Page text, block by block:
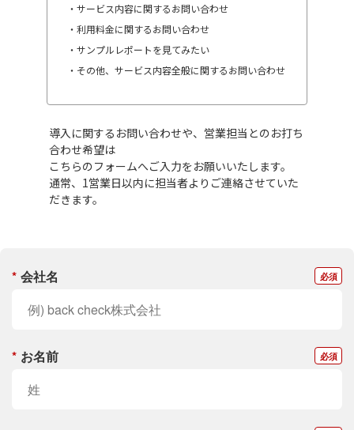
・サービス内容に関するお問い合わせ
・利用料金に関するお問い合わせ
・サンプルレポートを見てみたい
・その他、サービス内容全般に関するお問い合わせ
導入に関するお問い合わせや、営業担当とのお打ち
合わせ希望は
こちらのフォームへご入力をお願いいたします。
通常、1営業日以内に担当者よりご連絡させていた
だきます。
* 会社名
* お名前